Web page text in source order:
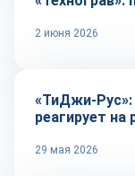
2 июня 2026
Сырье и
«ТиДжи-Рус»:
реагирует на
29 мая 2026
Оборудование и